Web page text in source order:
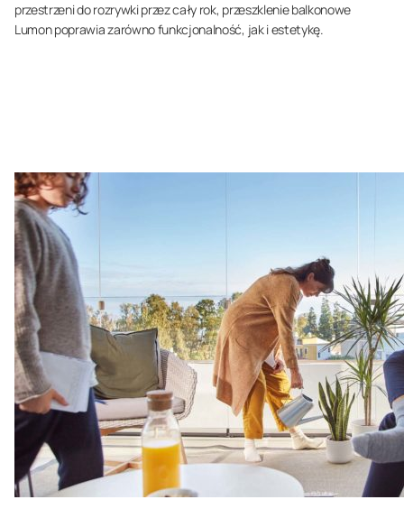
przestrzeni do rozrywki przez cały rok, przeszklenie balkonowe
Lumon poprawia zarówno funkcjonalność, jak i estetykę.